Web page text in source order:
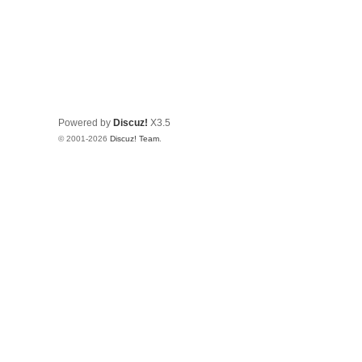
Powered by Discuz! X3.5
© 2001-2026 Discuz! Team